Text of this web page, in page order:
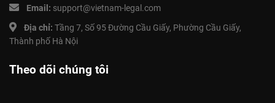
Email: support@vietnam-legal.com
Địa chỉ: Tầng 7, Số 95 Đường Cầu Giấy, Phường Cầu Giấy,
Thành phố Hà Nội
Theo dõi chúng tôi